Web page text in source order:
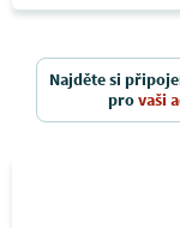
Najděte si
provaši